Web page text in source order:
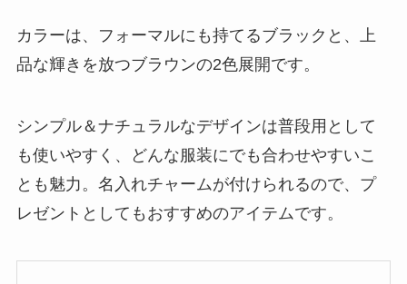
カラーは、フォーマルにも持てるブラックと、上
品な輝きを放つブラウンの2色展開です。
シンプル＆ナチュラルなデザインは普段用として
も使いやすく、どんな服装にでも合わせやすいこ
とも魅力。名入れチャームが付けられるので、プ
レゼントとしてもおすすめのアイテムです。